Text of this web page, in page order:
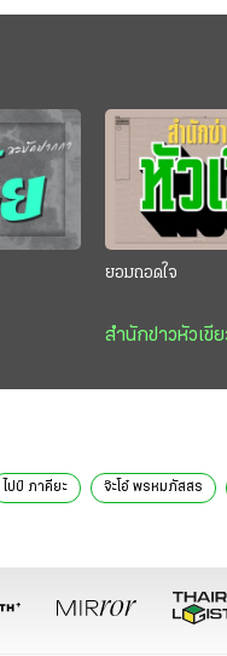
ยอมถอดใจ
สำนักข่าวหัวเขีย
ไปป์ ภาคียะ จ๊ะโอ๋ พรหมภัสสร